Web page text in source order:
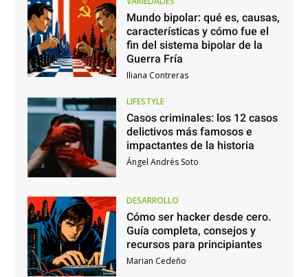
Mundo bipolar: qué es, causas,
características y cómo fue el
fin del sistema bipolar de la
Guerra Fría
Iliana Contreras
LIFESTYLE
Casos criminales: los 12 casos
delictivos más famosos e
impactantes de la historia
Ángel Andrés Soto
DESARROLLO
Cómo ser hacker desde cero.
Guía completa, consejos y
recursos para principiantes
Marian Cedeño